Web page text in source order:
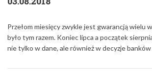
Przełom miesięcy zwykle jest gwarancją wielu
było tym razem. Koniec lipca a początek
nie tylko w dane, ale również w decyzje